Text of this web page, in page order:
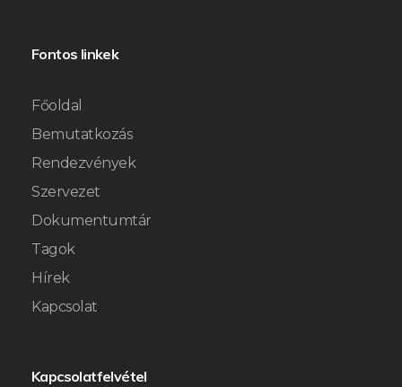
Fontos linkek
Főoldal
Bemutatkozás
Rendezvények
Szervezet
Dokumentumtár
Tagok
Hírek
Kapcsolat
Kapcsolatfelvétel